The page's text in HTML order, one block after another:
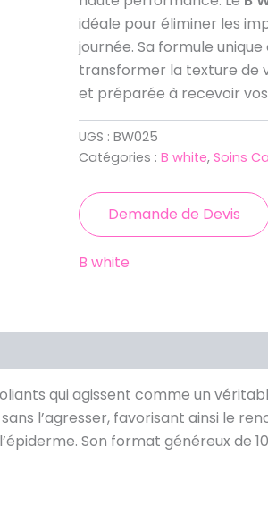
idéale pour éliminer les
journée. Sa formule
transformer la texture de
et préparée à recevoir
UGS : BW025
Catégories : B white, Soins
Demande de Devis
B white
qui agissent comme un
l’agresser, favorisant ainsi le
Son format généreux de